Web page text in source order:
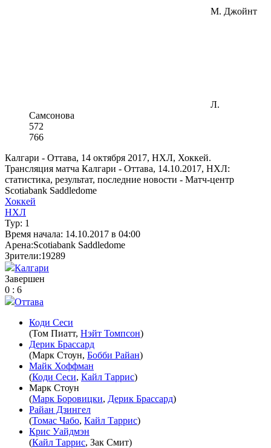
М. Джойнт
Л.
Самсонова
572
766
Калгари - Оттава, 14 октября 2017, НХЛ, Хоккей.
Трансляция матча Калгари - Оттава, 14.10.2017, НХЛ:
статистика, результат, последние новости - Матч-центр
Scotiabank Saddledome
Хоккей
НХЛ
Тур: 1
Время начала: 14.10.2017 в 04:00
Арена:Scotiabank Saddledome
Зрители:19289
Калгари
Завершен
0 : 6
Оттава
Коди Сеси
(Том Пиатт, Нэйт Томпсон)
Дерик Брассард
(Марк Стоун, Бобби Райан)
Майк Хоффман
(Коди Сеси, Кайл Таррис)
Марк Стоун
(Марк Боровицки, Дерик Брассард)
Райан Дзингел
(Томас Чабо, Кайл Таррис)
Крис Уайдмэн
(Кайл Таррис, Зак Смит)